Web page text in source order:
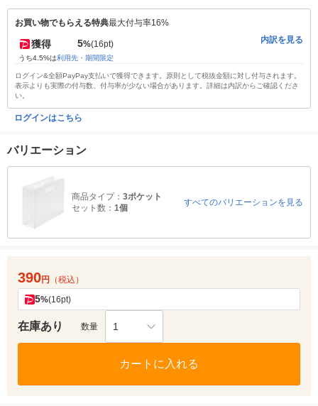
お買い物でもらえる特典最大付与率16%
獲得 5%(16pt)
うち4.5%は利用先・期間限定
内訳を見る
ログイン&全額PayPay支払いで獲得できます。原則として税抜金額に対し付与されます。
表示よりも実際の付与数、付与率が少ない場合があります。詳細は内訳からご確認くださ
い。
ログインはこちら
バリエーション
商品タイプ： 3ポケット
セット数： 1個
すべてのバリエーションを見る
390円 （税込）
5%(16pt)
在庫あり 数量 1
カートに入れる